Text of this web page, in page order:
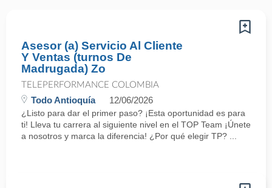
Asesor (a) Servicio Al Cliente
Y Ventas (turnos De
Madrugada) Zo
TELEPERFORMANCE COLOMBIA
Todo Antioquía 12/06/2026
¿Listo para dar el primer paso? ¡Esta oportunidad es para
ti! Lleva tu carrera al siguiente nivel en el TOP Team ¡Únete
a nosotros y marca la diferencia! ¿Por qué elegir TP? ...